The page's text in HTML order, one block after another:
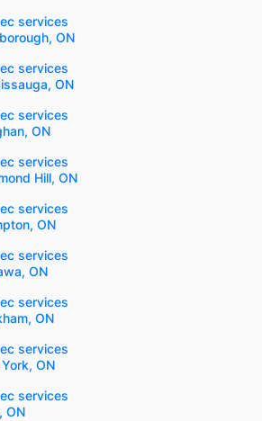
services
ON
services
ON
services
ON
services
Hill, ON
services
ON
services
ON
services
ON
services
ON
services
ON